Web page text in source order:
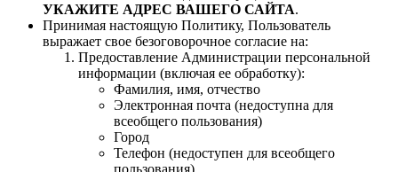
УКАЖИТЕ АДРЕС ВАШЕГО САЙТА.
Принимая настоящую Политику, Пользователь
выражает свое безоговорочное согласие на:
Предоставление Администрации персональной
информации (включая ее обработку):
Фамилия, имя, отчество
Электронная почта (недоступна для
всеобщего пользования)
Город
Телефон (недоступен для всеобщего
пользования)